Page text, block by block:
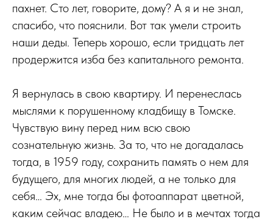
пахнет. Сто лет, говорите, дому? А я и не знал,
спасибо, что пояснили. Вот так умели строить
наши деды. Теперь хорошо, если тридцать лет
продержится изба без капитального ремонта.
Я вернулась в свою квартиру. И перенеслась
мыслями к порушенному кладбищу в Томске.
Чувствую вину перед ним всю свою
сознательную жизнь. За то, что не догадалась
тогда, в 1959 году, сохранить память о нем для
будущего, для многих людей, а не только для
себя… Эх, мне тогда бы фотоаппарат цветной,
каким сейчас владею… Не было и в мечтах тогда